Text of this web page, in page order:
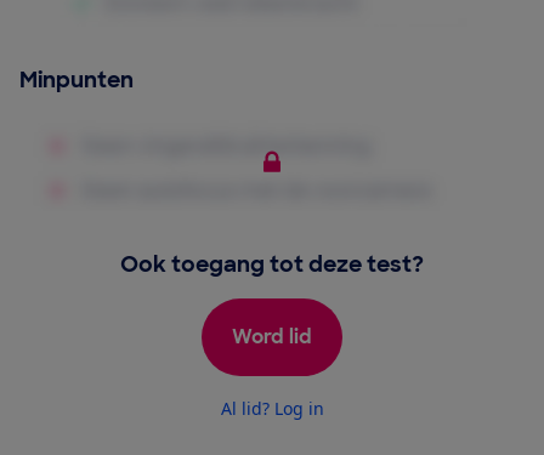
Minpunten
Ook toegang tot deze test?
Word lid
Al lid? Log in